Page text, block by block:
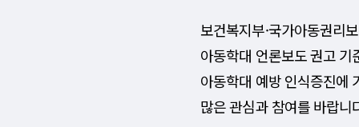
보건복지부·국가아동권리
아동학대 언론보도 권고
아동학대 예방 인식증진에
많은 관심과 참여를 바랍니